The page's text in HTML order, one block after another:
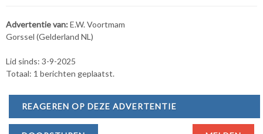
Advertentie van:E.W. Voortmam
Gorssel (Gelderland NL)
Lid sinds: 3-9-2025
Totaal: 1 berichten geplaatst.
REAGEREN OP DEZE ADVERTENTIE